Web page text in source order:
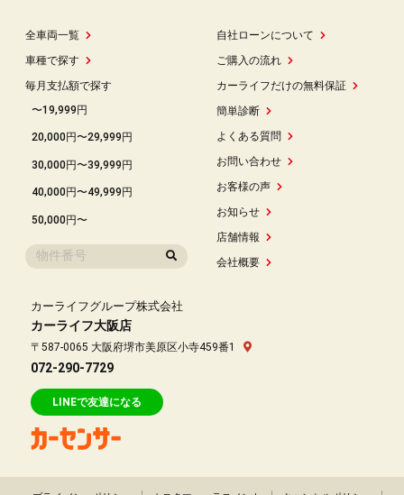
全車両一覧
車種で探す
毎月支払額で探す
〜19,999円
20,000円〜29,999円
30,000円〜39,999円
40,000円〜49,999円
50,000円〜
自社ローンについて
ご購入の流れ
カーライフだけの無料保証
簡単診断
よくある質問
お問い合わせ
お客様の声
お知らせ
店舗情報
会社概要
カーライフグループ株式会社
カーライフ大阪店
〒587-0065 大阪府堺市美原区小寺459番1
072-290-7729
LINEで友達になる